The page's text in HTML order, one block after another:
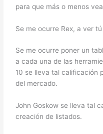
para que más o menos
Se me ocurre Rex, a ver
Se me ocurre poner un
a cada una de las
10 se lleva tal calificación
del mercado.
John Goskow se lleva tal
creación de listados.